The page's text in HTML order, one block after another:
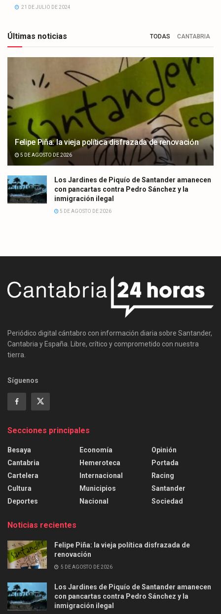
21 DE JULIO DE 2024
Últimas noticias TODAS CANTABRIA
Felipe Piña: la vieja política disfrazada de renovación
5 DE AGOSTO DE 2026
Los Jardines de Piquío de Santander amanecen
con pancartas contra Pedro Sánchez y la
inmigración ilegal
5 DE AGOSTO DE 2026
Periódico digital cántabro con información diaria sobre Santander,
Cantabria y España. Libre, crítico y comprometido con nuestra
tierra.
Síguenos
Secciones principales
Besaya
Cantabria
Cartelera
Cultura
Deportes
Economía
Hemeroteca
Internacional
Municipios
Nacional
Opinión
Portada
Racing
Santander
Sociedad
Noticias recientes
Felipe Piña: la vieja política disfrazada de
renovación
5 DE AGOSTO DE 2026
Los Jardines de Piquío de Santander amanecen
con pancartas contra Pedro Sánchez y la
inmigración ilegal